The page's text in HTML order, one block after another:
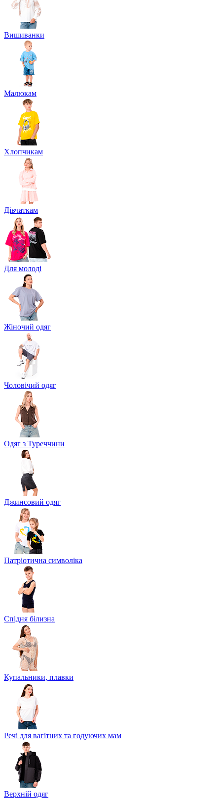
Вишиванки
Малюкам
Хлопчикам
Дівчаткам
Для молоді
Жіночий одяг
Чоловічий одяг
Одяг з Туреччини
Джинсовий одяг
Патріотична символіка
Спідня білизна
Купальники, плавки
Речі для вагітних та годуючих мам
Верхній одяг